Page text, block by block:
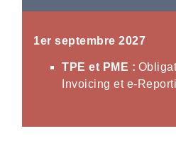
1er septembre 2027
TPE et PME :
Invoicing et e-